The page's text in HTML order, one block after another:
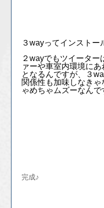
３wayってインストー
２wayでもツイーター
ァーや車室内環境に
となるんですが、３
関係性も加味しなき
ゃめちゃムズーなんで
完成♪